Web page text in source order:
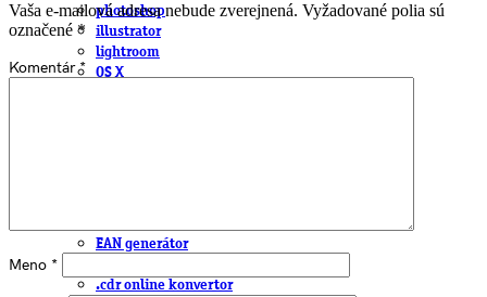
photoshop
illustrator
lightroom
OS X
EAN generátor
.cdr online konvertor
Vaša e-mailová adresa nebude zverejnená. Vyžadované polia sú
označené *
Komentár*
Meno *